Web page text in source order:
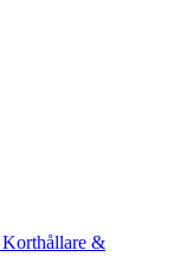
Korthållare &